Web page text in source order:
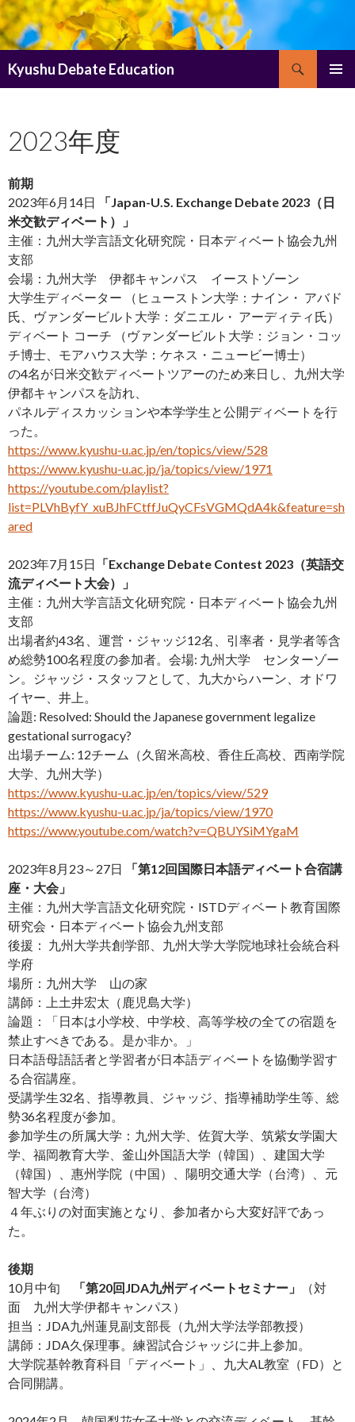
Kyushu Debate Education
2023年度
前期
2023年6月14日
「Japan-U.S. Exchange Debate 2023（日
米交歓ディベート）」
主催：九州大学言語文化研究院・日本ディベート協会九州
支部
会場：九州大学 伊都キャンパス イーストゾーン
大学生ディベーター （ヒューストン大学：ナイン・ アバド
氏、ヴァンダービルト大学：ダニエル・ アーディティ氏）
ディベート コーチ （ヴァンダービルト大学：ジョン・コッ
チ博士、モアハウス大学：ケネス・ニュービー博士）
の4名が日米交歓ディベートツアーのため来日し、九州大学
伊都キャンパスを訪れ、
パネルディスカッションや本学学生と公開ディベートを行
った。
https://www.kyushu-u.ac.jp/en/topics/view/528
https://www.kyushu-u.ac.jp/ja/topics/view/1971
https://youtube.com/playlist?
list=PLVhByfY_xuBJhFCtffJuQyCFsVGMQdA4k&feature=sh
ared
2023年7月15日 「Exchange Debate Contest 2023（英語交
流ディベート大会）」
主催：九州大学言語文化研究院・日本ディベート協会九州
支部
出場者約43名、運営・ジャッジ12名、引率者・見学者等含
め総勢100名程度の参加者。会場: 九州大学 センターゾー
ン。ジャッジ・スタッフとして、九大からハーン、オドワ
イヤー、井上。
論題: Resolved: Should the Japanese government legalize
gestational surrogacy?
出場チーム: 12チーム（久留米高校、香住丘高校、西南学院
大学、九州大学）
https://www.kyushu-u.ac.jp/en/topics/view/529
https://www.kyushu-u.ac.jp/ja/topics/view/1970
https://www.youtube.com/watch?v=QBUYSiMYgaM
2023年8月23～27日
「第12回国際日本語ディベート合宿講
座・大会」
主催：九州大学言語文化研究院・ISTDディベート教育国際
研究会・日本ディベート協会九州支部
後援： 九州大学共創学部、九州大学大学院地球社会統合科
学府
場所：九州大学 山の家
講師：上土井宏太（鹿児島大学）
論題：「日本は小学校、中学校、高等学校の全ての宿題を
禁止すべきである。是か非か。」
日本語母語話者と学習者が日本語ディベートを協働学習す
る合宿講座。
受講学生32名、指導教員、ジャッジ、指導補助学生等、総
勢36名程度が参加。
参加学生の所属大学：九州大学、佐賀大学、筑紫女学園大
学、福岡教育大学、釜山外国語大学（韓国）、建国大学
（韓国）、惠州学院（中国）、陽明交通大学（台湾）、元
智大学（台湾）
４年ぶりの対面実施となり、参加者から大変好評であっ
た。
後期
10月中旬
「第20回JDA九州ディベートセミナー」
（対
面 九州大学伊都キャンパス）
担当：JDA九州蓮見副支部長（九州大学法学部教授）
講師：JDA久保理事。練習試合ジャッジに井上参加。
大学院基幹教育科目「ディベート」、九大AL教室（FD）と
合同開講。